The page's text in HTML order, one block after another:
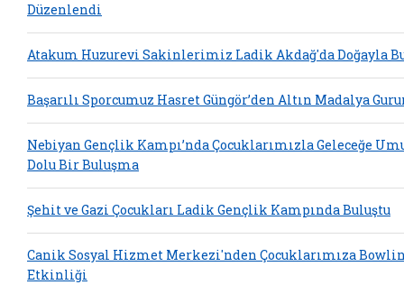
Düzenlendi
Atakum Huzurevi Sakinlerimiz Ladik Akdağ'da Doğayla
Başarılı Sporcumuz Hasret Güngör’den Altın Madalya
Nebiyan Gençlik Kampı’nda Çocuklarımızla Geleceğe
Dolu Bir Buluşma
Şehit ve Gazi Çocukları Ladik Gençlik Kampında Buluştu
Canik Sosyal Hizmet Merkezi'nden Çocuklarımıza
Etkinliği